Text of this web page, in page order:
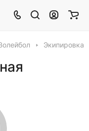
Экипировка